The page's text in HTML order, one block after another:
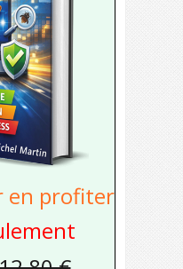
en profiter